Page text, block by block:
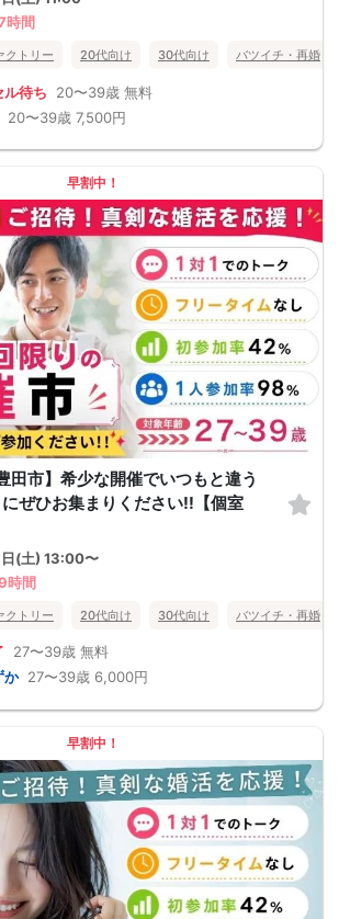
時間
クトリー 20代向け 30代向け バツイチ・再婚
ル待ち 20〜39歳 無料
20〜39歳 7,500円
早割中！
田市】希少な開催でいつもと違う
ぜひお集まりください!!【個室
(土) 13:00〜
時間
クトリー 20代向け 30代向け バツイチ・再婚
27〜39歳 無料
か 27〜39歳 6,000円
早割中！